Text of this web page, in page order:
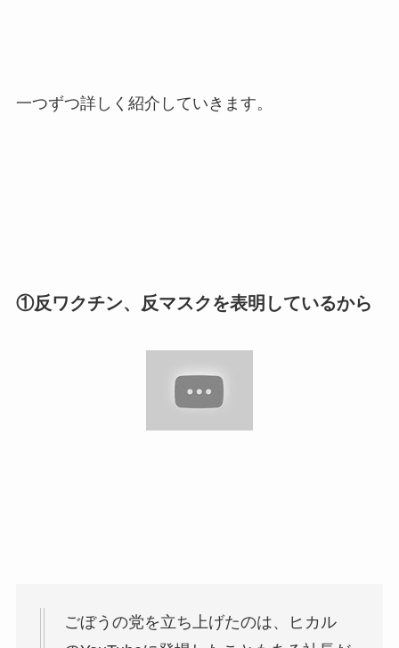
一つずつ詳しく紹介していきます。
①反ワクチン、反マスクを表明しているから
ごぼうの党を立ち上げたのは、ヒカル